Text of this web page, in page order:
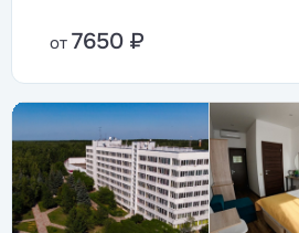
от 7650 ₽